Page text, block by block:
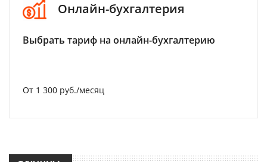
Онлайн-бухгалтерия
Выбрать тариф на онлайн-бухгалтерию
От 1 300 руб./месяц